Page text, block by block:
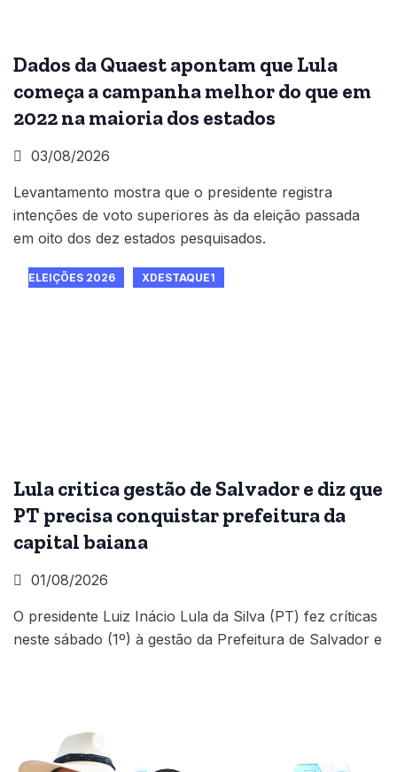
Dados da Quaest apontam que Lula
começa a campanha melhor do que em
2022 na maioria dos estados
03/08/2026
Levantamento mostra que o presidente registra
intenções de voto superiores às da eleição passada
em oito dos dez estados pesquisados.
ELEIÇÕES 2026 XDESTAQUE1
Lula critica gestão de Salvador e diz que
PT precisa conquistar prefeitura da
capital baiana
01/08/2026
O presidente Luiz Inácio Lula da Silva (PT) fez críticas
neste sábado (1º) à gestão da Prefeitura de Salvador e